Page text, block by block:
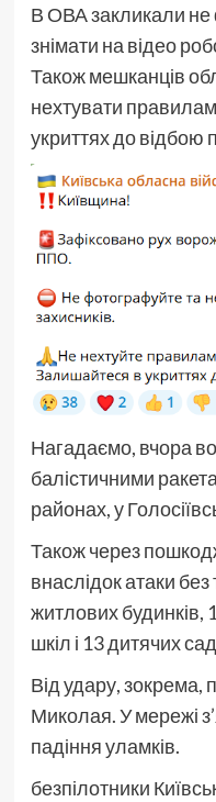
В ОВА закликали
знімати на відео
Також мешканців
нехтувати
укриттях до відбою
Нагадаємо, вчора
балістичними
районах, у
Також через
внаслідок атаки
житлових будинків,
шкіл і 13 дитячих
Від удару, зокрема,
Миколая. У мережі
падіння уламків.
безпілотники